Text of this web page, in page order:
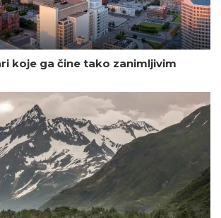
koje ga čine tako zanimljivim